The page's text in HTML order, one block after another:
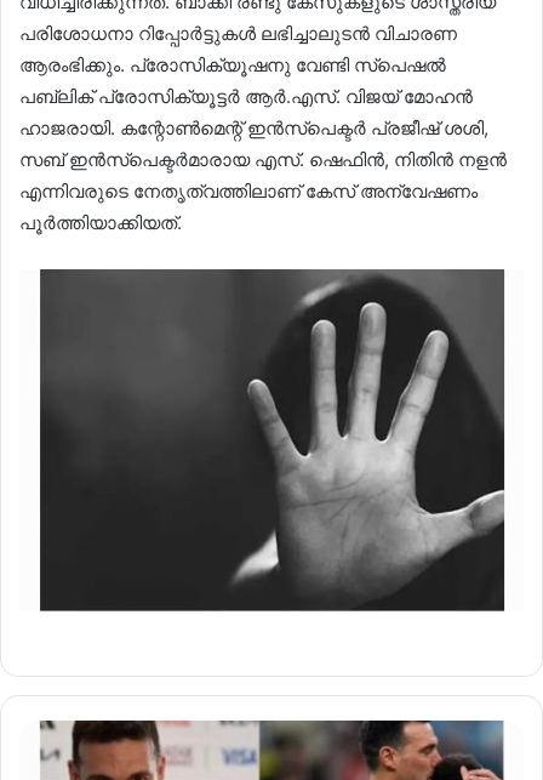
പരിശോധനാ റിപ്പോർട്ടുകൾ ലഭിച്ചാലുടൻ വിചാരണ
ആരംഭിക്കും. പ്രോസിക്യൂഷനു വേണ്ടി സ്പെഷൽ
പബ്ലിക് പ്രോസിക്യൂട്ടർ ആർ.എസ്. വിജയ് മോഹൻ
ഹാജരായി. കന്റോൺമെന്റ് ഇൻസ്പെക്ടർ പ്രജീഷ് ശശി,
സബ് ഇൻസ്പെക്ടർമാരായ എസ്. ഷെഫിൻ, നിതിൻ നളൻ
എന്നിവരുടെ നേതൃത്വത്തിലാണ് കേസ് അന്വേഷണം
പൂർത്തിയാക്കിയത്.